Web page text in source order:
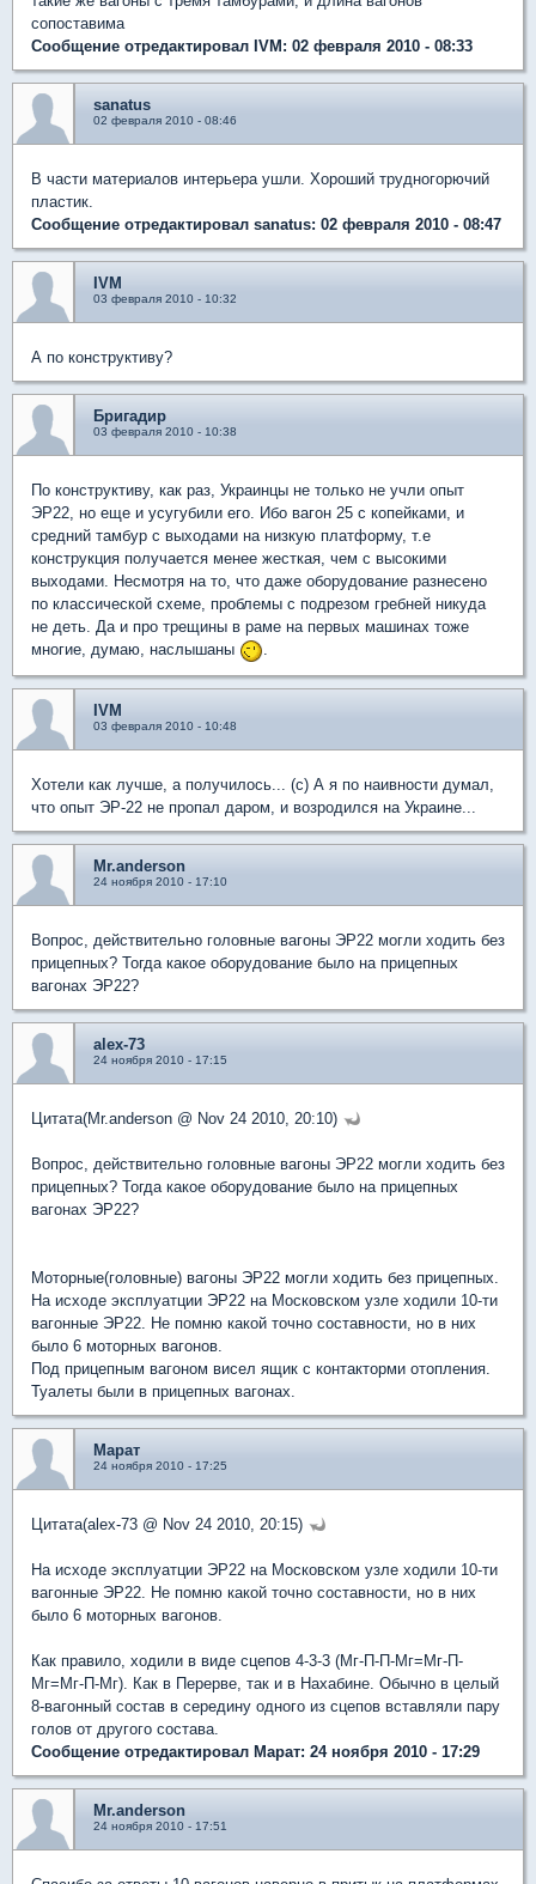
сопоставима
Сообщение отредактировал IVM: 02 февраля 2010 - 08:33
sanatus
02 февраля 2010 - 08:46
В части материалов интерьера ушли. Хороший трудногорючий
пластик.
Сообщение отредактировал sanatus: 02 февраля 2010 - 08:47
IVM
03 февраля 2010 - 10:32
А по конструктиву?
Бригадир
03 февраля 2010 - 10:38
По конструктиву, как раз, Украинцы не только не учли опыт
ЭР22, но еще и усугубили его. Ибо вагон 25 с копейками, и
средний тамбур с выходами на низкую платформу, т.е
конструкция получается менее жесткая, чем с высокими
выходами. Несмотря на то, что даже оборудование разнесено
по классической схеме, проблемы с подрезом гребней никуда
не деть. Да и про трещины в раме на первых машинах тоже
многие, думаю, наслышаны
.
IVM
03 февраля 2010 - 10:48
Хотели как лучше, а получилось... (с) А я по наивности думал,
что опыт ЭР-22 не пропал даром, и возродился на Украине...
Mr.anderson
24 ноября 2010 - 17:10
Вопрос, действительно головные вагоны ЭР22 могли ходить без
прицепных? Тогда какое оборудование было на прицепных
вагонах ЭР22?
alex-73
24 ноября 2010 - 17:15
Цитата(Mr.anderson @ Nov 24 2010, 20:10)
Вопрос, действительно головные вагоны ЭР22 могли ходить без
прицепных? Тогда какое оборудование было на прицепных
вагонах ЭР22?
Моторные(головные) вагоны ЭР22 могли ходить без прицепных.
На исходе эксплуатции ЭР22 на Московском узле ходили 10-ти
вагонные ЭР22. Не помню какой точно составности, но в них
было 6 моторных вагонов.
Под прицепным вагоном висел ящик с контакторми отопления.
Туалеты были в прицепных вагонах.
Марат
24 ноября 2010 - 17:25
Цитата(alex-73 @ Nov 24 2010, 20:15)
На исходе эксплуатции ЭР22 на Московском узле ходили 10-ти
вагонные ЭР22. Не помню какой точно составности, но в них
было 6 моторных вагонов.
Как правило, ходили в виде сцепов 4-3-3 (Мг-П-П-Мг=Мг-П-
Мг=Мг-П-Мг). Как в Перерве, так и в Нахабине. Обычно в целый
8-вагонный состав в середину одного из сцепов вставляли пару
голов от другого состава.
Сообщение отредактировал Марат: 24 ноября 2010 - 17:29
Mr.anderson
24 ноября 2010 - 17:51